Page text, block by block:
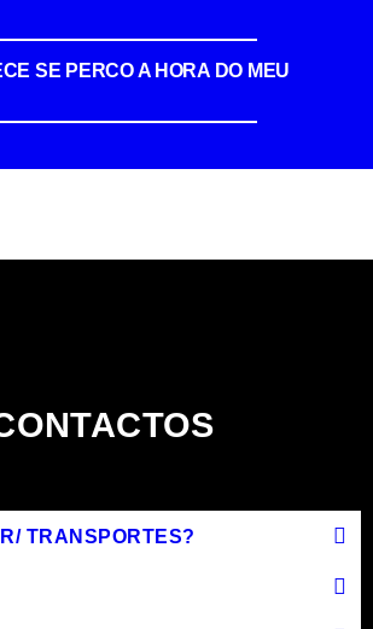
SE PERCO A HORA DO MEU
TRANSPORTES?